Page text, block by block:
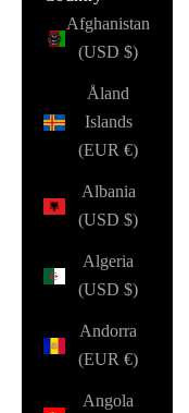
Afghanistan
(USD $)
Åland
Islands
(EUR €)
Albania
(USD $)
Algeria
(USD $)
Andorra
(EUR €)
Angola